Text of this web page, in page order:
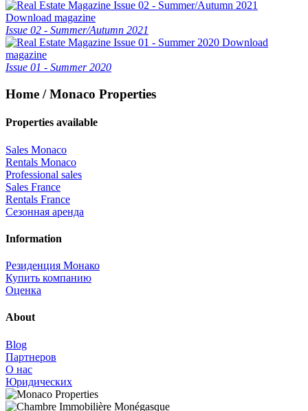
Download magazine
Issue 02 - Summer/Autumn 2021
Download
magazine
Issue 01 - Summer 2020
Home / Monaco Properties
Properties available
Sales Monaco
Rentals Monaco
Professional sales
Sales France
Rentals France
Сезонная аренда
Information
Резиденция Монако
Купить компанию
Оценка
About
Blog
Партнеров
О нас
Юридических